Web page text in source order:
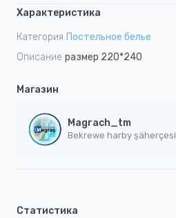
Характеристика
Категория Постельное белье
Описание размер 220*240
Магазин
Magrach_tm
Bekrewe harby şäherçesi
Статистика